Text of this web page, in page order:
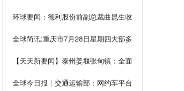
环球要闻：德利股份前副总裁曲昆生收
全球简讯:重庆市7月28日星期四大部多
【天天新要闻】泰州姜堰张甸镇：全面
全球今日报丨交通运输部：网约车平台